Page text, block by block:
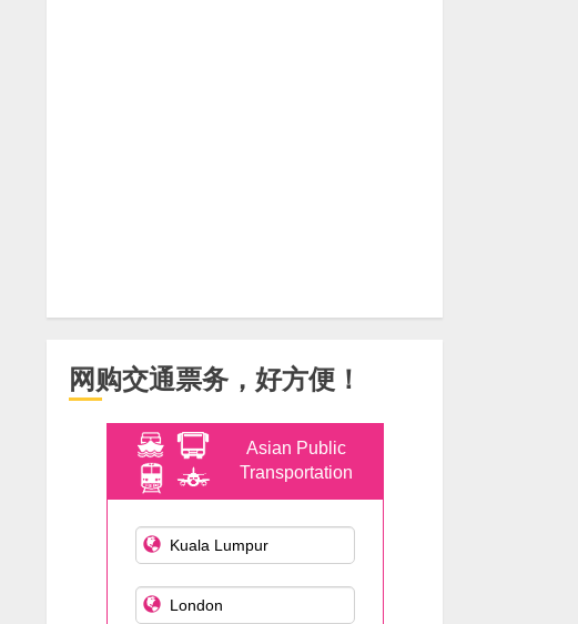
网购交通票务，好方便！
Asian Public
Transportation